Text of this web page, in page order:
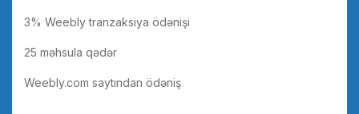
3% Weebly tranzaksiya ödənişi
25 məhsula qədər
Weebly.com saytından ödəniş